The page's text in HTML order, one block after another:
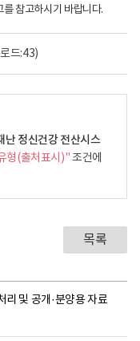
참고하시기 바랍니다.
드:43)
난 정신건강 전산시스
형(출처표시)"조건에
목록
리 및 공개·분양용 자료